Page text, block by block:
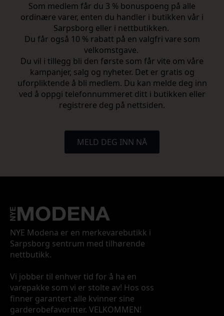
Som medlem får du 3 % bonuspoeng på alle
ordinære varer, enten du handler i butikken vår i
Sarpsborg eller i nettbutikken.
Du får også 10 % rabatt på en valgfri vare som
velkomstgave.
Du vil i tillegg bli den første som får vite om våre
kampanjer, salg og nyheter. Det er gratis og
uforpliktende å bli medlem. Du kan melde deg inn
ved å oppgi telefonnummeret ditt i butikken eller
registrere deg på nettsiden.
MELD DEG INN NÅ
NYE Modena er en merkevarebutikk i
Sarpsborg sentrum med tilhørende
nettbutikk.
Vi jobber til enhver tid for å ha en
varepakke som vi er stolte av! Hos oss
finner garantert alle kvinner sine
garderobefavoritter. VELKOMMEN!